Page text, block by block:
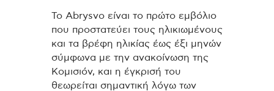
Το Abrysvo είναι το πρώτο εμβόλιο
που προστατεύει τους ηλικιωμένους
και τα βρέφη ηλικίας έως έξι μηνών
σύμφωνα με την ανακοίνωση της
Κομισιόν, και η έγκρισή του
θεωρείται σημαντική λόγω των